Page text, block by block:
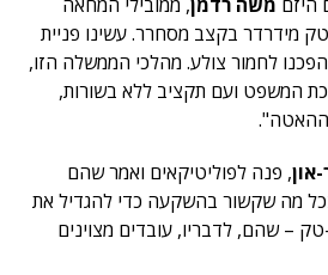
היזם משה רדמן, ממובילי המחאה
טק מידרדר בקצב מסחרר. עשינו פניית
לחמור צולע. מהלכי הממשלה הזו,
המשפט ועם תקציב ללא בשורות,
ההאטה".
און, פנה לפוליטיקאים ואמר שהם
מה שקשור בהשקעה כדי להגדיל את
– שהם, לדבריו, עובדים מצוינים